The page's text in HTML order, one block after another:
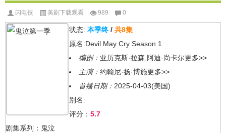
闪电侠 美剧下载观看 989 0
状态: 本季终/ 共8集
原名:Devil May Cry Season 1
编剧： 亚历克斯·拉森,阿迪·尚卡尔更多>>
主演： 约翰尼·扬·博施更多>>
首播日期： 2025-04-03(美国)
别名:
评分： 5.7
剧集系列：鬼泣